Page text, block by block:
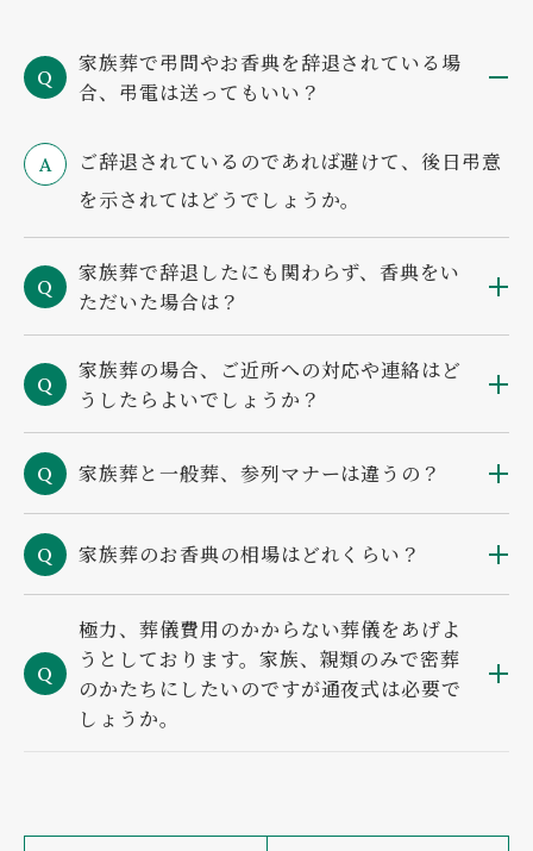
Q
家族葬で弔問やお香典を辞退されている場
合、弔電は送ってもいい？
A
ご辞退されているのであれば避けて、後日弔意
を示されてはどうでしょうか。
Q
家族葬で辞退したにも関わらず、香典をい
ただいた場合は？
Q
家族葬の場合、ご近所への対応や連絡はど
うしたらよいでしょうか？
Q 家族葬と一般葬、参列マナーは違うの？
Q 家族葬のお香典の相場はどれくらい？
Q
極力、葬儀費用のかからない葬儀をあげよ
うとしております。家族、親類のみで密葬
のかたちにしたいのですが通夜式は必要で
しょうか。